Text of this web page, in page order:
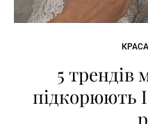
5 трендів
підкорюють